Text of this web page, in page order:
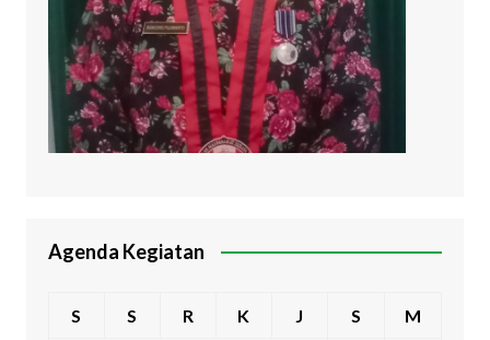
Agenda Kegiatan
S S R K J S M